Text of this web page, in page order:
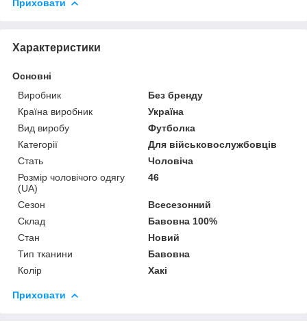
Приховати
Характеристики
Основні
Виробник
Без бренду
Країна виробник
Україна
Вид виробу
Футболка
Категорії
Для військовослужбовців
Стать
Чоловіча
Розмір чоловічого одягу
(UA)
46
Сезон
Всесезонний
Склад
Бавовна 100%
Стан
Новий
Тип тканини
Бавовна
Колір
Хакі
Приховати